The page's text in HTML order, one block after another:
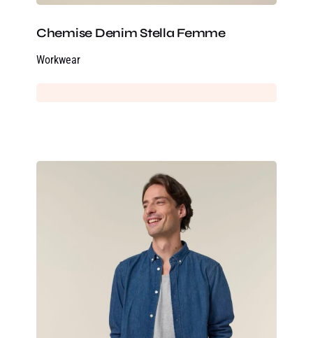
Chemise Denim Stella Femme
Workwear